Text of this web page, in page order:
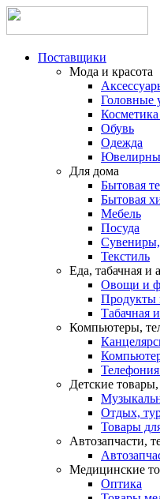
Поставщики
Мода и красота
Головные
Косметика
Обувь
Одежда
Для дома
Бытовая
Бытовая
Мебель
Посуда
Сувениры,
Текстиль
Еда, табачная и
Овощи и
Продукты
Табачная
Компьютеры,
Телефония
Детские
Отдых,
Товары
Автозапчасти,
Медицинские
Оптика